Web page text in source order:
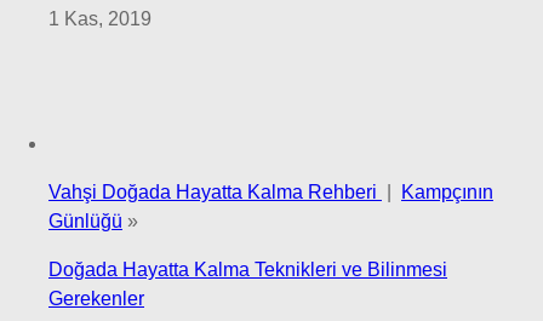
1 Kas, 2019
Vahşi Doğada Hayatta Kalma Rehberi
Kampçının
Günlüğü »
Doğada Hayatta Kalma Teknikleri ve Bilinmesi
Gerekenler